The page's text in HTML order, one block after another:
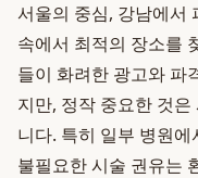
서울의 중심, 강남에서
속에서 최적의 장소를
들이 화려한 광고와 파
지만, 정작 중요한 것
니다. 특히 일부 병원
불필요한 시술 권유는